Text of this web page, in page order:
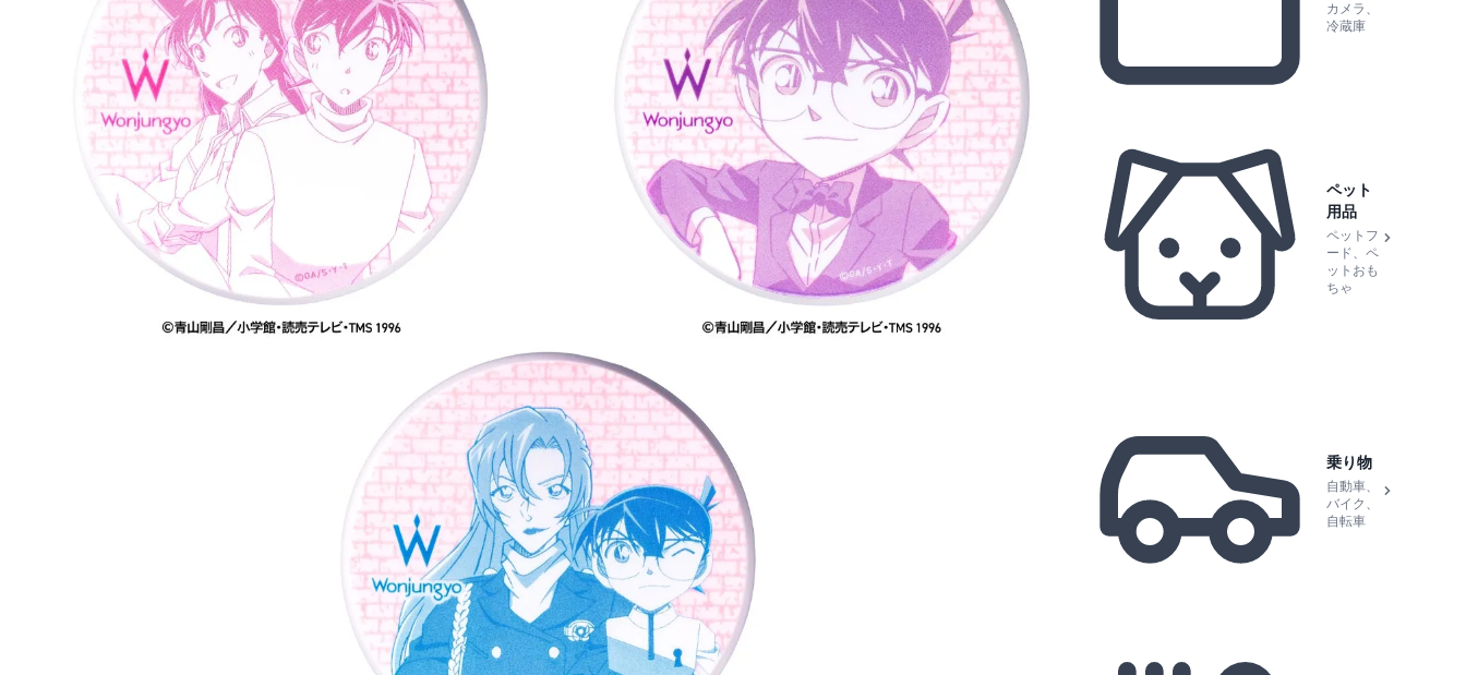
カメラ、
冷蔵庫
ペット
用品
ペットフ
ード、ペ
ットおも
ちゃ
乗り物
自動車、
バイク、
自転車